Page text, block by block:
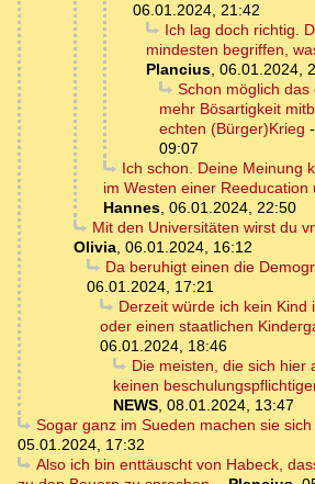
06.01.2024, 21:42
Ich lag doch richtig.
mindesten begriffen,
Plancius, 06.01.2024,
Schon möglich das
mehr Bösartigkeit
echten (Bürger)Krieg -
09:07
Ich schon. Deine Meinung
im Westen einer
Hannes, 06.01.2024, 22:50
Mit den Universitäten wirst du
Olivia, 06.01.2024, 16:12
Da beruhigt einen die
06.01.2024, 17:21
Derzeit würde ich kein Kind
oder einen staatlichen
06.01.2024, 18:46
Die meisten, die sich hier
keinen
NEWS, 08.01.2024, 13:47
Sogar ganz im Sueden machen sie sich
05.01.2024, 17:32
Also ich bin enttäuscht von Habeck,